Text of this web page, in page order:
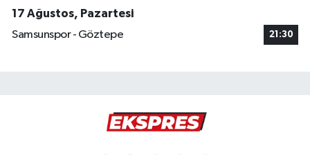
17 Ağustos, Pazartesi
Samsunspor - Göztepe
21:30